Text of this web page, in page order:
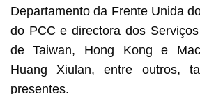
Departamento da Frente Unida
do PCC e directora dos
de Taiwan, Hong Kong e
Huang Xiulan, entre outros,
presentes.